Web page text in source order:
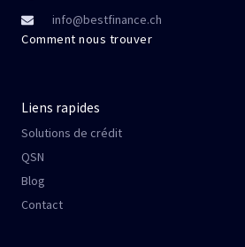
info@bestfinance.ch
Comment nous trouver
Liens rapides
Solutions de crédit
QSN
Blog
Contact